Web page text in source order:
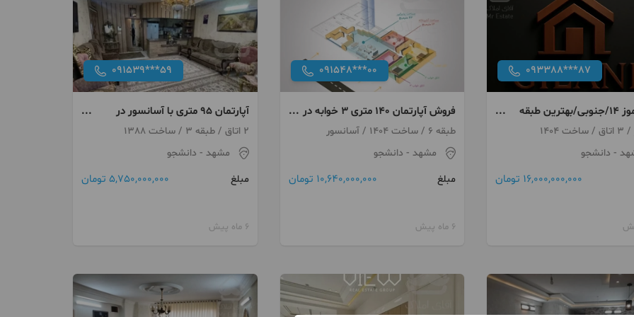
093388***87
دانش‌آموز ۱۴/جنوبی/بهترین طبقه
- دانشجو
16,000,000,000 تومان
091548***00
فروش آپارتمان ۱۴۰ متری ۳ خوابه در
دانشجو
طبقه 6 / ساخت 1404 / آسانسور
مشهد- دانشجو
مبلغ
10,640,000,000 تومان
6 ماه پیش
091539***59
آپارتمان ۹۵ متری با آسانسور در
بلوار دانشجو
2 اتاق / طبقه 3 / ساخت 1388
مشهد - دانشجو
مبلغ
5,750,000,000 تومان
6 ماه پیش